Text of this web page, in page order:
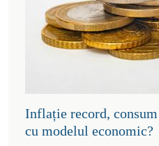
Inflație record,
cu modelul economic?